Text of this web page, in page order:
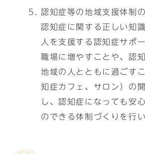
認知症等の地域支援体制
認知症に関する正しい知
人を支援する認知症サポ
職場に増やすことや、認
地域の人とともに過ごす
知症カフェ、サロン）の
し、認知症になっても安
のできる体制づくりを行い